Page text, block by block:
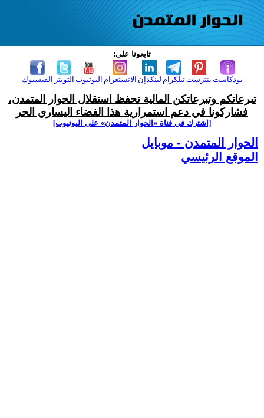
تابعونا على:
الفيسبوك التويتر اليوتيوب الانستغرام لينكدإن تيلكرامبنترست بودكاست
تبرعاتكم وتبرعاتكن المالية تحفظ استقلال الحوار المتمدن،
فشاركونا في دعم استمرارية هذا الفضاء اليساري الحر
[اشترك في قناة ‫«الحوار المتمدن» على اليوتيوب]
الحوار المتمدن - موبايل
الموقع الرئيسي